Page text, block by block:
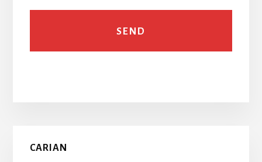
Primary
CARIAN